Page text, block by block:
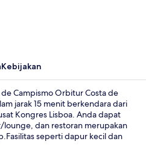
Kebijakan
Campismo Orbitur Costa de
jarak 15 menit berkendara dari
Kongres Lisboa. Anda dapat
dan restoran merupakan
seperti dapur kecil dan